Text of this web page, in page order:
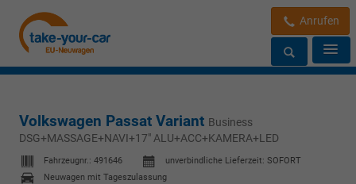
Anrufen
Volkswagen Passat Variant Business
DSG+MASSAGE+NAVI+17" ALU+ACC+KAMERA+LED
Fahrzeugnr.: 491646
unverbindliche Lieferzeit: SOFORT
Neuwagen mit Tageszulassung